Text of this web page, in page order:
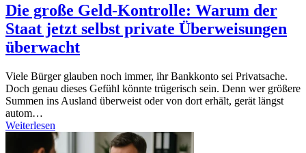
Die große Geld-Kontrolle: Warum der
Staat jetzt selbst private Überweisungen
überwacht
Viele Bürger glauben noch immer, ihr Bankkonto sei Privatsache.
Doch genau dieses Gefühl könnte trügerisch sein. Denn wer größere
Summen ins Ausland überweist oder von dort erhält, gerät längst
autom…
Weiterlesen